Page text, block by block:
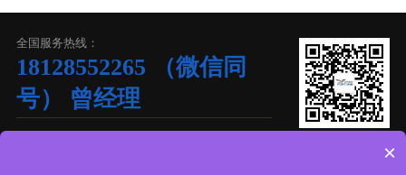
全国服务热线：
18128552265 （微信同
号） 曾经理
×